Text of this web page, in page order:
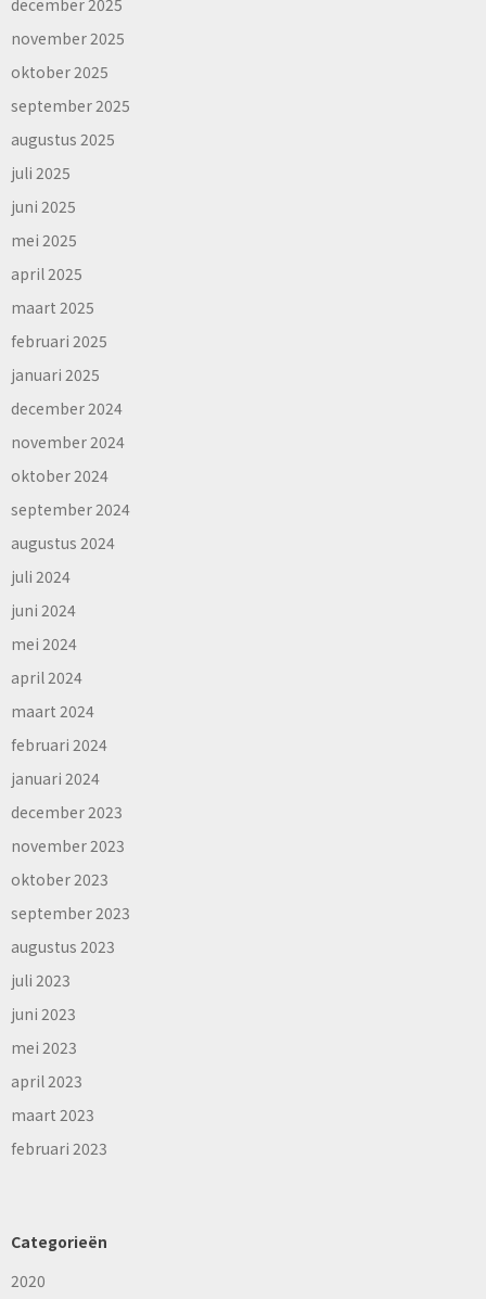
december 2025
november 2025
oktober 2025
september 2025
augustus 2025
juli 2025
juni 2025
mei 2025
april 2025
maart 2025
februari 2025
januari 2025
december 2024
november 2024
oktober 2024
september 2024
augustus 2024
juli 2024
juni 2024
mei 2024
april 2024
maart 2024
februari 2024
januari 2024
december 2023
november 2023
oktober 2023
september 2023
augustus 2023
juli 2023
juni 2023
mei 2023
april 2023
maart 2023
februari 2023
Categorieën
2020